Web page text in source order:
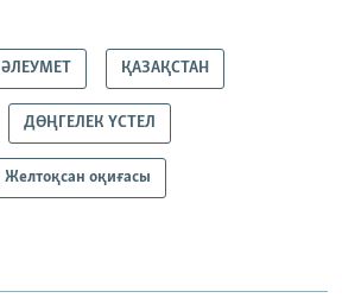
ӘЛЕУМЕТ ҚАЗАҚСТАН
ДӨҢГЕЛЕК ҮСТЕЛ
Желтоқсан оқиғасы